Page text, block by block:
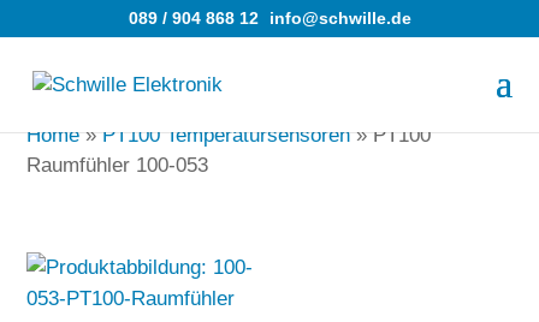
089 / 904 868 12 info@schwille.de
Home»PT100 Temperatursensoren»PT100
Raumfühler 100-053